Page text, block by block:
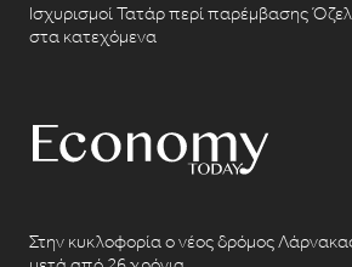
Ισχυρισμοί Τατάρ περί παρέμβασης Όζελ
στα κατεχόμενα
Στην κυκλοφορία ο νέος δρόμος